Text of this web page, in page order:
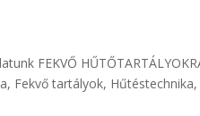
FEKVŐ
Fekvő tartályok, Hűtéstechnika,